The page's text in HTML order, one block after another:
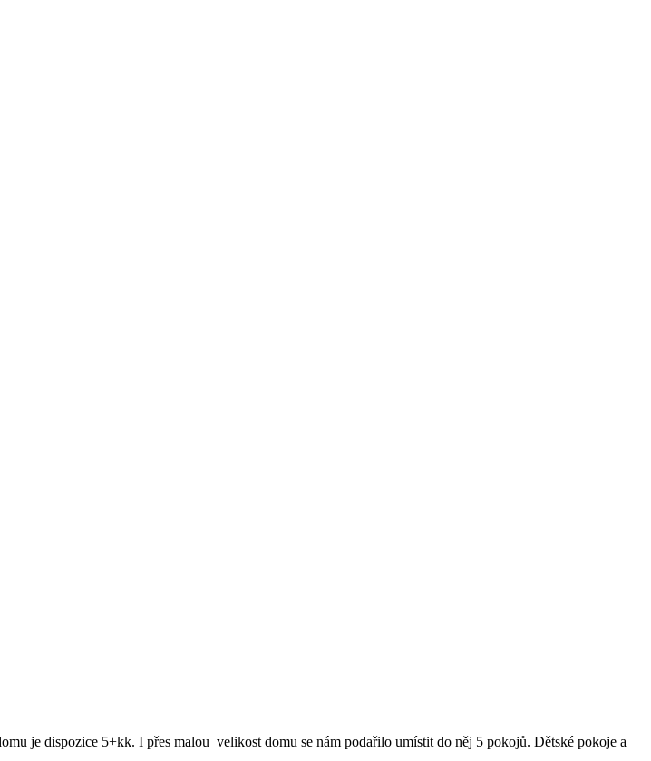
je dispozice 5+kk. I přes malou velikost domu se nám podařilo umístit do něj 5 pokojů. Dětské pokoje a